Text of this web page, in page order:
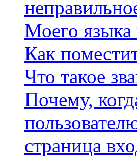
Моего языка
Как
Что такое
Почему,
страница